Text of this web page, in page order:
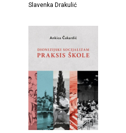
Slavenka Drakulić